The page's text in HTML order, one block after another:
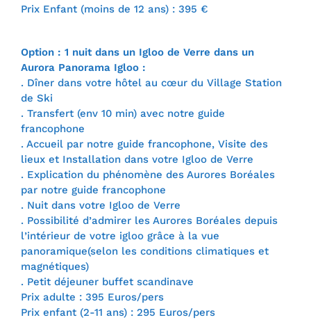
Prix Enfant (moins de 12 ans) : 395 €
Option : 1 nuit dans un Igloo de Verre dans un
Aurora Panorama Igloo :
. Dîner dans votre hôtel au cœur du Village Station
de Ski
. Transfert (env 10 min) avec notre guide
francophone
. Accueil par notre guide francophone, Visite des
lieux et Installation dans votre Igloo de Verre
. Explication du phénomène des Aurores Boréales
par notre guide francophone
. Nuit dans votre Igloo de Verre
. Possibilité d’admirer les Aurores Boréales depuis
l’intérieur de votre igloo grâce à la vue
panoramique(selon les conditions climatiques et
magnétiques)
. Petit déjeuner buffet scandinave
Prix adulte : 395 Euros/pers
Prix enfant (2-11 ans) : 295 Euros/pers